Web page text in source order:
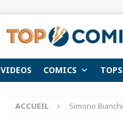
VIDEOS COMICS TOPS
ACCUEIL Simone Bianchi